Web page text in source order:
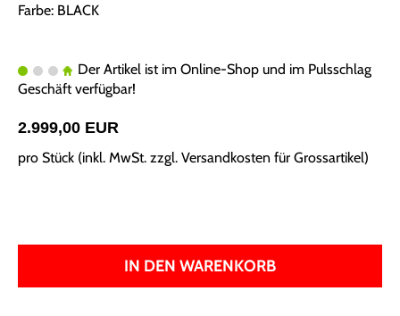
Farbe: BLACK
Der Artikel ist im Online-Shop und im Pulsschlag
Geschäft verfügbar!
2.999,00 EUR
pro Stück (inkl. MwSt. zzgl. Versandkosten für Grossartikel)
IN DEN WARENKORB